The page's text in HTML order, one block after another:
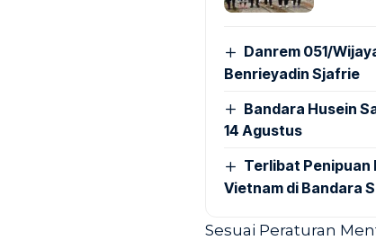
Danrem 051/
Benrieyadin Sjafrie
Bandara Husein
14 Agustus
Terlibat Penipuan
Vietnam di Bandara
Sesuai Peraturan